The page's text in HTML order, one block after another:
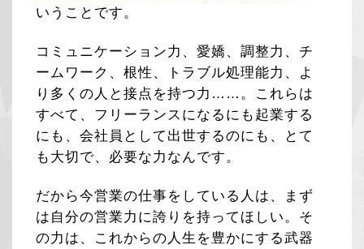
いうことです。
コミュニケーション力、愛嬌、調整力、チ
ームワーク、根性、トラブル処理能力、よ
り多くの人と接点を持つ力……。これらは
すべて、フリーランスになるにも起業する
にも、会社員として出世するのにも、とて
も大切で、必要な力なんです。
だから今営業の仕事をしている人は、まず
は自分の営業力に誇りを持ってほしい。そ
の力は、これからの人生を豊かにする武器